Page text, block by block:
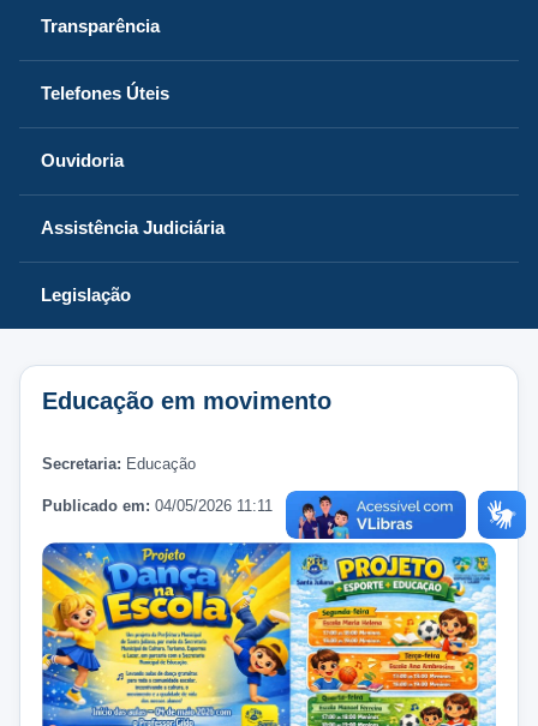
Transparência
Telefones Úteis
Ouvidoria
Assistência Judiciária
Legislação
Educação em movimento
Secretaria: Educação
Publicado em: 04/05/2026 11:11